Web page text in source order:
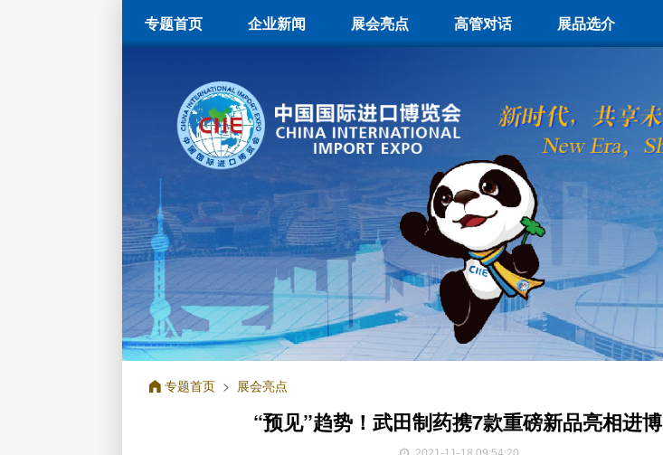
专题首页 企业新闻 展会亮点 高管对话 展品选介
专题首页 > 展会亮点
“预见”趋势！武田制药携7款重磅新品亮相进博